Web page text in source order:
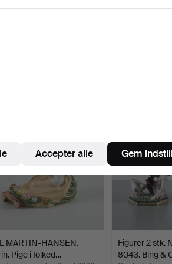
søgning
MARTIN-HANSEN.
Pige i folked…
Figurer 2 stk.
8043. Bing &
Accepter alle Gem